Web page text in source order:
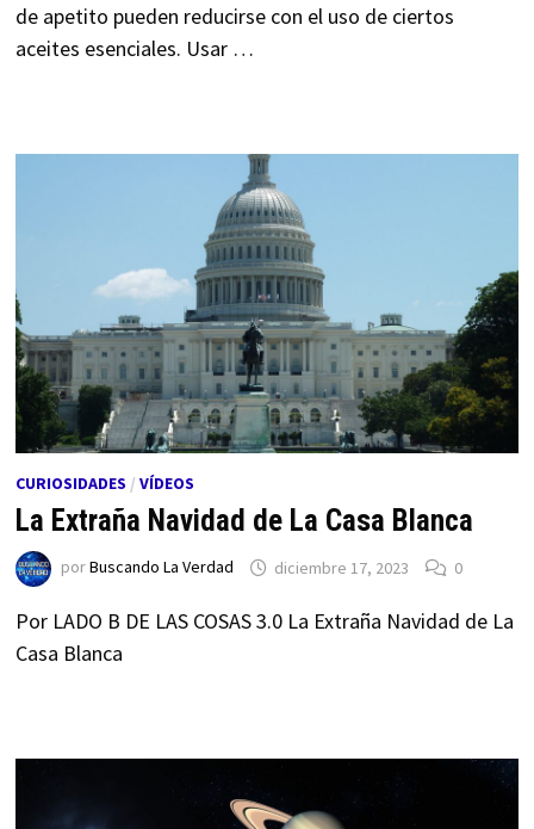
de apetito pueden reducirse con el uso de ciertos
aceites esenciales. Usar …
CURIOSIDADES / VÍDEOS
La Extraña Navidad de La Casa Blanca
porBuscando La Verdad diciembre 17, 2023 0
Por LADO B DE LAS COSAS 3.0 La Extraña Navidad de La
Casa Blanca